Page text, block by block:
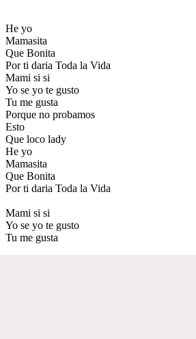
He yo
Mamasita
Que Bonita
Por ti daria Toda la Vida
Mami si si
Yo se yo te gusto
Tu me gusta
Porque no probamos
Esto
Que loco lady
He yo
Mamasita
Que Bonita
Por ti daria Toda la Vida
Mami si si
Yo se yo te gusto
Tu me gusta